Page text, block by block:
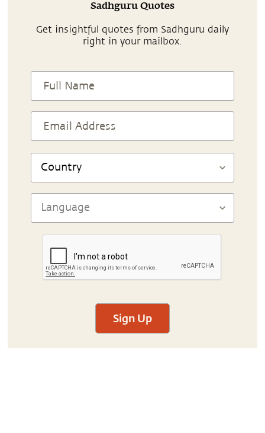
Sadhguru Quotes
Get insightful quotes from Sadhguru daily
right in your mailbox.
Sign Up